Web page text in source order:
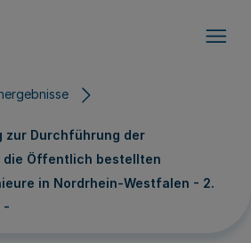
zur Durchführung der
Öffentlich bestellten
in Nordrhein-Westfalen - 2.
-